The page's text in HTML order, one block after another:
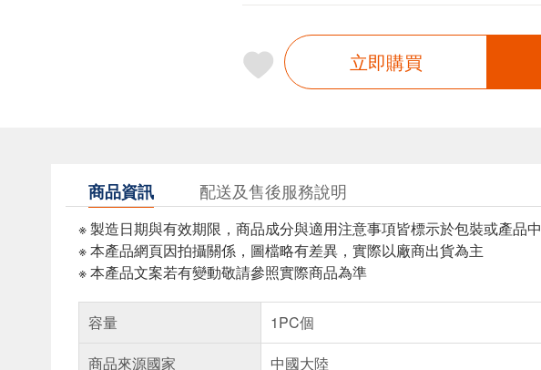
立即購買
商品資訊 配送及售後服務說明
※ 製造日期與有效期限，商品成分與適用注意事項皆標示於包裝或產品中
※ 本產品網頁因拍攝關係，圖檔略有差異，實際以廠商出貨為主
※ 本產品文案若有變動敬請參照實際商品為準
容量
1PC個
商品來源國家
中國大陸